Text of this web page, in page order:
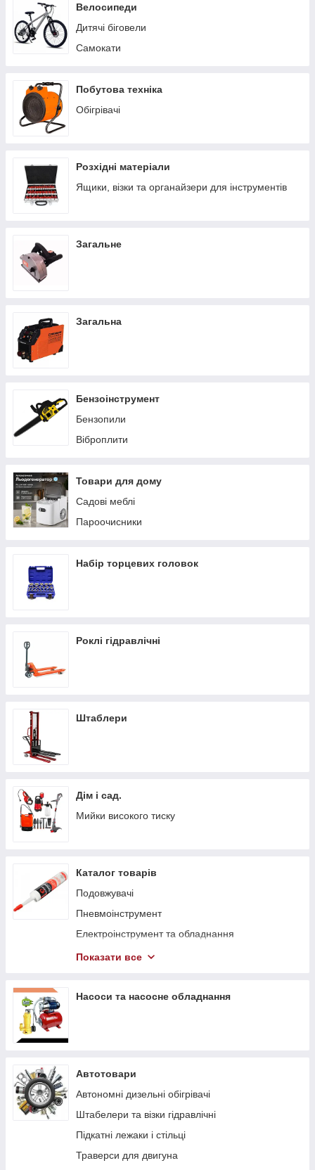
Теплиці/парники
Вольєри
Ручні сівалки
Велосипеди
Дитячі біговели
Самокати
Побутова техніка
Обігрівачі
Розхідні матеріали
Ящики, візки та органайзери для інструментів
Загальне
Загальна
Бензоінструмент
Бензопили
Віброплити
Товари для дому
Садові меблі
Пароочисники
Набір торцевих головок
Роклі гідравлічні
Штаблери
Дім і сад.
Мийки високого тиску
Каталог товарів
Подовжувачі
Пневмоінструмент
Електроінструмент та обладнання
Компресори
Показати все
Насоси та насосне обладнання
Автотовари
Автономні дизельні обігрівачі
Штабелери та візки гідравлічні
Підкaтні лeжaки і cтільці
Траверси для двигуна